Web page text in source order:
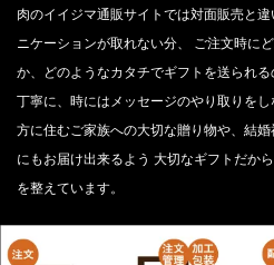
肉のイイジマ通販サイトでは対面販売と
ニケーションが取れない分、 ご注文時に
か、どのようなカタチでギフトを送られ
丁寧に、時にはメッセージのやり取りを
方に住むご家族への大切な贈り物や、結
にもお届け出来るよう 大切なギフトだか
を整えています。